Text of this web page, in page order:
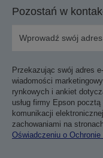
Pozostań w
Przekazując swój adres
wiadomości
rynkowych i ankiet
usług firmy Epson
komunikacji
zachowaniami na
Oświadczeniu o